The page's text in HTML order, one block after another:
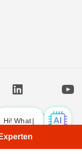
Hi! What is|
vorbehalten.
Sie uns